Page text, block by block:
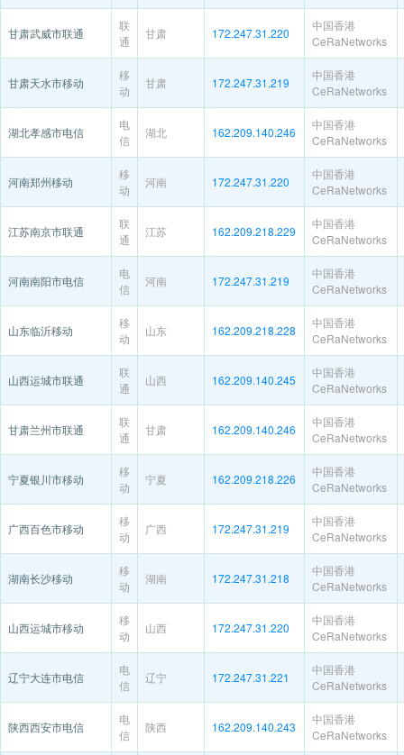
甘肃武威市联通
联
通
甘肃 172.247.31.220
中国香港
CeRaNetworks
甘肃天水市移动
移
动
甘肃 172.247.31.219
中国香港
CeRaNetworks
湖北孝感市电信
电
信
湖北 162.209.140.246
中国香港
CeRaNetworks
河南郑州移动
移
动
河南 172.247.31.220
中国香港
CeRaNetworks
江苏南京市联通
联
通
江苏 162.209.218.229
中国香港
CeRaNetworks
河南南阳市电信
电
信
河南 172.247.31.219
中国香港
CeRaNetworks
山东临沂移动
移
动
山东 162.209.218.228
中国香港
CeRaNetworks
山西运城市联通
联
通
山西 162.209.140.245
中国香港
CeRaNetworks
甘肃兰州市联通
联
通
甘肃 162.209.140.246
中国香港
CeRaNetworks
宁夏银川市移动
移
动
宁夏 162.209.218.226
中国香港
CeRaNetworks
广西百色市移动
移
动
广西 172.247.31.219
中国香港
CeRaNetworks
湖南长沙移动
移
动
湖南 172.247.31.218
中国香港
CeRaNetworks
山西运城市移动
移
动
山西 172.247.31.220
中国香港
CeRaNetworks
辽宁大连市电信
电
信
辽宁 172.247.31.221
中国香港
CeRaNetworks
陕西西安市电信
电
信
陕西 162.209.140.243
中国香港
CeRaNetworks